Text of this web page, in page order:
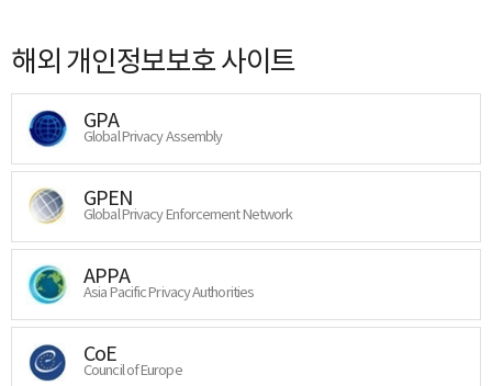
해외 개인정보보호 사이트
GPA
Global Privacy Assembly
GPEN
Global Privacy Enforcement Network
APPA
Asia Pacific Privacy Authorities
CoE
Council of Europe